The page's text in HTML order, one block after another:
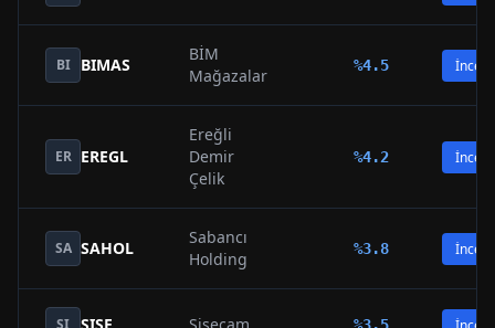
BI BIMAS
BİM
Mağazalar
%4.5 İncele
ER EREGL
Ereğli
Demir
Çelik
%4.2 İncele
SA SAHOL
Sabancı
Holding
%3.8 İncele
SI